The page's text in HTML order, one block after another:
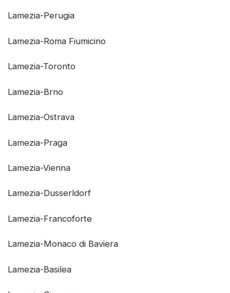
Lamezia-Perugia
Lamezia-Roma Fiumicino
Lamezia-Toronto
Lamezia-Brno
Lamezia-Ostrava
Lamezia-Praga
Lamezia-Vienna
Lamezia-Dusserldorf
Lamezia-Francoforte
Lamezia-Monaco di Baviera
Lamezia-Basilea